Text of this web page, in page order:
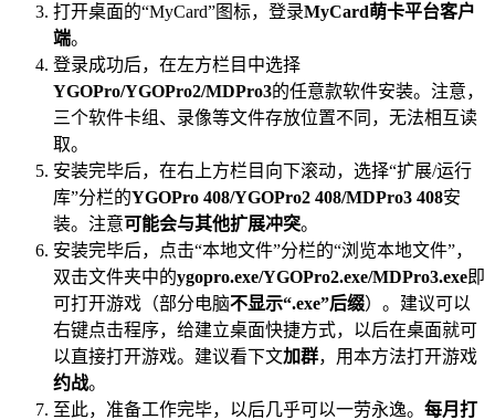
打开桌面的“MyCard”图标，登录MyCard萌卡平台客户
端。
登录成功后，在左方栏目中选择
YGOPro/YGOPro2/MDPro3的任意款软件安装。注意，
三个软件卡组、录像等文件存放位置不同，无法相互读
取。
安装完毕后，在右上方栏目向下滚动，选择“扩展/运行
库”分栏的YGOPro 408/YGOPro2 408/MDPro3 408安
装。注意可能会与其他扩展冲突。
安装完毕后，点击“本地文件”分栏的“浏览本地文件”，
双击文件夹中的ygopro.exe/YGOPro2.exe/MDPro3.exe即
可打开游戏（部分电脑不显示“.exe”后缀）。建议可以
右键点击程序，给建立桌面快捷方式，以后在桌面就可
以直接打开游戏。建议看下文加群，用本方法打开游戏
约战。
至此，准备工作完毕，以后几乎可以一劳永逸。 每月打